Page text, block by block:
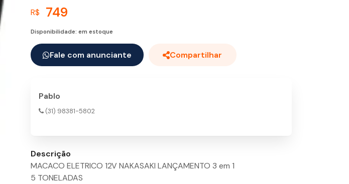
R$ 749
Disponibilidade: em estoque
Fale com anunciante Compartilhar
Pablo
(31) 98381-5802
Descrição
MACACO ELETRICO 12V NAKASAKI LANÇAMENTO 3 em 1
5 TONELADAS